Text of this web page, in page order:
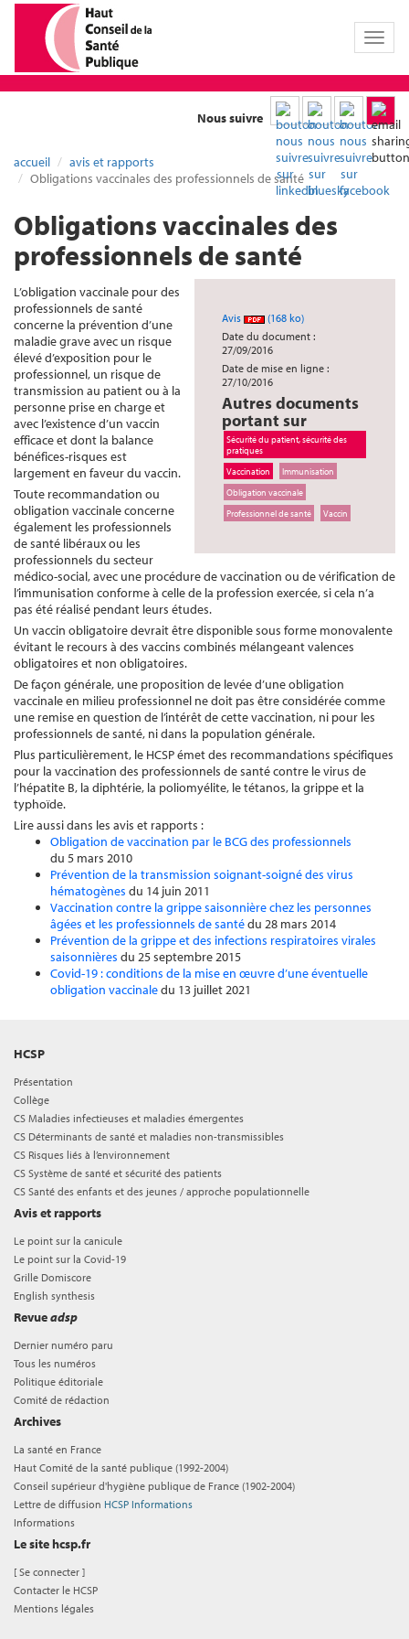
Toggle
Nous suivre
accueil
avis et rapports
Obligations vaccinales des professionnels de santé
Obligations vaccinales des
professionnels de santé
Avis
(168 ko)
Date du document :
27/09/2016
Date de mise en ligne :
27/10/2016
Autres documents
portant sur
Sécurité du patient, sécurité des
pratiques
Vaccination
Immunisation
Obligation vaccinale
Professionnel de santé
Vaccin
L’obligation vaccinale pour des
professionnels de santé
concerne la prévention d’une
maladie grave avec un risque
élevé d’exposition pour le
professionnel, un risque de
transmission au patient ou à la
personne prise en charge et
avec l’existence d’un vaccin
efficace et dont la balance
bénéfices-risques est
largement en faveur du vaccin.
Toute recommandation ou
obligation vaccinale concerne
également les professionnels
de santé libéraux ou les
professionnels du secteur
médico-social, avec une procédure de vaccination ou de vérification de
l’immunisation conforme à celle de la profession exercée, si cela n’a
pas été réalisé pendant leurs études.
Un vaccin obligatoire devrait être disponible sous forme monovalente
évitant le recours à des vaccins combinés mélangeant valences
obligatoires et non obligatoires.
De façon générale, une proposition de levée d’une obligation
vaccinale en milieu professionnel ne doit pas être considérée comme
une remise en question de l’intérêt de cette vaccination, ni pour les
professionnels de santé, ni dans la population générale.
Plus particulièrement, le HCSP émet des recommandations spécifiques
pour la vaccination des professionnels de santé contre le virus de
l’hépatite B, la diphtérie, la poliomyélite, le tétanos, la grippe et la
typhoïde.
Lire aussi dans les avis et rapports :
Obligation de vaccination par le BCG des professionnels
du 5 mars 2010
Prévention de la transmission soignant-soigné des virus
hématogènes du 14 juin 2011
Vaccination contre la grippe saisonnière chez les personnes
âgées et les professionnels de santédu 28 mars 2014
Prévention de la grippe et des infections respiratoires virales
saisonnières du 25 septembre 2015
Covid-19 : conditions de la mise en œuvre d’une éventuelle
obligation vaccinaledu 13 juillet 2021
HCSP
Présentation
Collège
CS Maladies infectieuses et maladies émergentes
CS Déterminants de santé et maladies non-transmissibles
CS Risques liés à l’environnement
CS Système de santé et sécurité des patients
CS Santé des enfants et des jeunes / approche populationnelle
Avis et rapports
Le point sur la canicule
Le point sur la Covid-19
Grille Domiscore
English synthesis
Revueadsp
Dernier numéro paru
Tous les numéros
Politique éditoriale
Comité de rédaction
Archives
La santé en France
Haut Comité de la santé publique (1992-2004)
Conseil supérieur d'hygiène publique de France (1902-2004)
Lettre de diffusion HCSP Informations
Informations
Le site hcsp.fr
[Se connecter ]
Contacter le HCSP
Mentions légales